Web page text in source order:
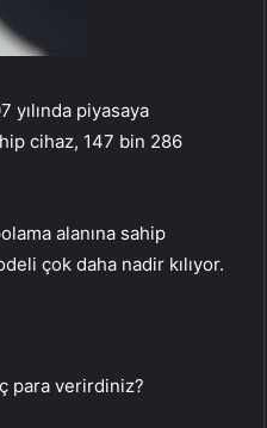
yılında piyasaya
cihaz, 147 bin 286
alanına sahip
çok daha nadir kılıyor.
para verirdiniz?